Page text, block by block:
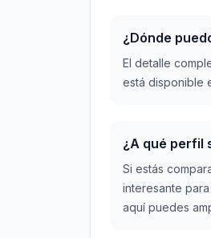
¿Dónde
El detalle
está disponible
¿A qué perfil
Si estás
interesante
aquí puedes